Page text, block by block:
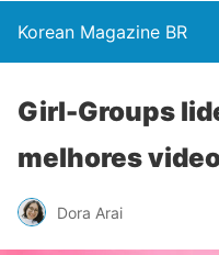
Korean Magazine BR
Girl-Groups
melhores
Dora Arai